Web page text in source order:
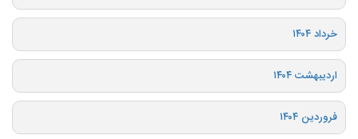
خرداد ۱۴۰۴
اردیبهشت ۱۴۰۴
فروردین ۱۴۰۴